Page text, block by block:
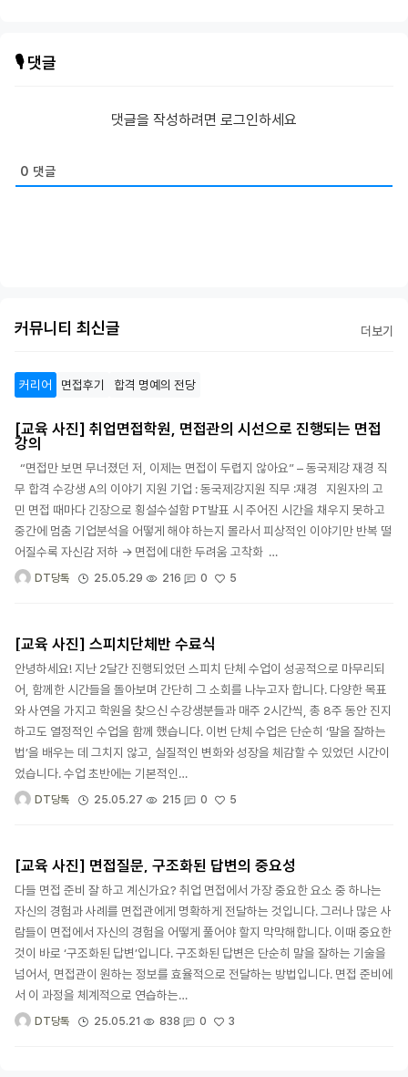
🎙️ 댓글
댓글을 작성하려면 로그인하세요
0 댓글
커뮤니티 최신글 더보기
커리어 면접후기 합격 명예의 전당
[교육 사진] 취업면접학원, 면접관의 시선으로 진행되는 면접
강의
“면접만 보면 무너졌던 저, 이제는 면접이 두렵지 않아요” – 동국제강 재경 직
무 합격 수강생 A의 이야기 지원 기업 : 동국제강지원 직무 :재경 지원자의 고
민 면접 때마다 긴장으로 횡설수설함 PT발표 시 주어진 시간을 채우지 못하고
중간에 멈춤 기업분석을 어떻게 해야 하는지 몰라서 피상적인 이야기만 반복 떨
어질수록 자신감 저하 → 면접에 대한 두려움 고착화 …
DT당톡 25.05.29 216 0 5
[교육 사진] 스피치단체반 수료식
안녕하세요! 지난 2달간 진행되었던 스피치 단체 수업이 성공적으로 마무리되
어, 함께한 시간들을 돌아보며 간단히 그 소회를 나누고자 합니다. 다양한 목표
와 사연을 가지고 학원을 찾으신 수강생분들과 매주 2시간씩, 총 8주 동안 진지
하고도 열정적인 수업을 함께 했습니다. 이번 단체 수업은 단순히 ‘말을 잘하는
법’을 배우는 데 그치지 않고, 실질적인 변화와 성장을 체감할 수 있었던 시간이
었습니다. 수업 초반에는 기본적인…
DT당톡 25.05.27 215 0 5
[교육 사진] 면접질문, 구조화된 답변의 중요성
다들 면접 준비 잘 하고 계신가요? 취업 면접에서 가장 중요한 요소 중 하나는
자신의 경험과 사례를 면접관에게 명확하게 전달하는 것입니다. 그러나 많은 사
람들이 면접에서 자신의 경험을 어떻게 풀어야 할지 막막해합니다. 이때 중요한
것이 바로 ‘구조화된 답변’입니다. 구조화된 답변은 단순히 말을 잘하는 기술을
넘어서, 면접관이 원하는 정보를 효율적으로 전달하는 방법입니다. 면접 준비에
서 이 과정을 체계적으로 연습하는…
DT당톡 25.05.21 838 0 3